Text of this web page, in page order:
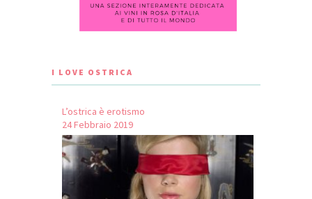
I LOVE OSTRICA
L’ostrica è erotismo
24 Febbraio 2019